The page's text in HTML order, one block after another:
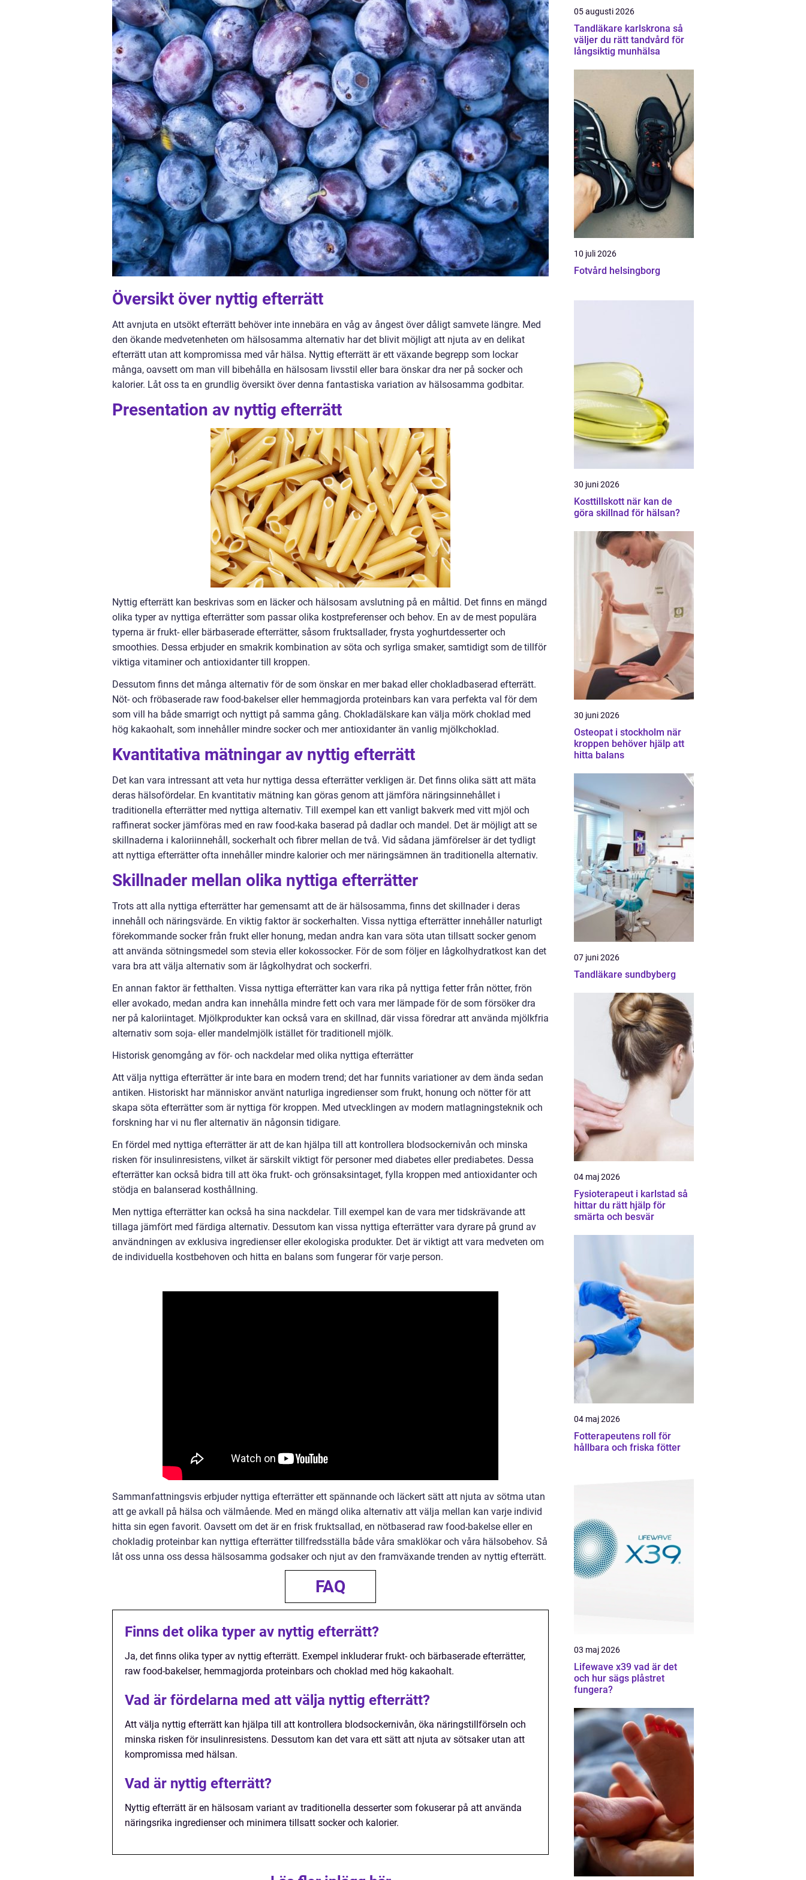
Översikt över nyttig efterrätt
Att avnjuta en utsökt efterrätt behöver inte innebära en våg av ångest över dåligt samvete längre. Med
den ökande medvetenheten om hälsosamma alternativ har det blivit möjligt att njuta av en delikat
efterrätt utan att kompromissa med vår hälsa. Nyttig efterrätt är ett växande begrepp som lockar
många, oavsett om man vill bibehålla en hälsosam livsstil eller bara önskar dra ner på socker och
kalorier. Låt oss ta en grundlig översikt över denna fantastiska variation av hälsosamma godbitar.
Presentation av nyttig efterrätt
Nyttig efterrätt kan beskrivas som en läcker och hälsosam avslutning på en måltid. Det finns en mängd
olika typer av nyttiga efterrätter som passar olika kostpreferenser och behov. En av de mest populära
typerna är frukt- eller bärbaserade efterrätter, såsom fruktsallader, frysta yoghurtdesserter och
smoothies. Dessa erbjuder en smakrik kombination av söta och syrliga smaker, samtidigt som de tillför
viktiga vitaminer och antioxidanter till kroppen.
Dessutom finns det många alternativ för de som önskar en mer bakad eller chokladbaserad efterrätt.
Nöt- och fröbaserade raw food-bakelser eller hemmagjorda proteinbars kan vara perfekta val för dem
som vill ha både smarrigt och nyttigt på samma gång. Chokladälskare kan välja mörk choklad med
hög kakaohalt, som innehåller mindre socker och mer antioxidanter än vanlig mjölkchoklad.
Kvantitativa mätningar av nyttig efterrätt
Det kan vara intressant att veta hur nyttiga dessa efterrätter verkligen är. Det finns olika sätt att mäta
deras hälsofördelar. En kvantitativ mätning kan göras genom att jämföra näringsinnehållet i
traditionella efterrätter med nyttiga alternativ. Till exempel kan ett vanligt bakverk med vitt mjöl och
raffinerat socker jämföras med en raw food-kaka baserad på dadlar och mandel. Det är möjligt att se
skillnaderna i kaloriinnehåll, sockerhalt och fibrer mellan de två. Vid sådana jämförelser är det tydligt
att nyttiga efterrätter ofta innehåller mindre kalorier och mer näringsämnen än traditionella alternativ.
Skillnader mellan olika nyttiga efterrätter
Trots att alla nyttiga efterrätter har gemensamt att de är hälsosamma, finns det skillnader i deras
innehåll och näringsvärde. En viktig faktor är sockerhalten. Vissa nyttiga efterrätter innehåller naturligt
förekommande socker från frukt eller honung, medan andra kan vara söta utan tillsatt socker genom
att använda sötningsmedel som stevia eller kokossocker. För de som följer en lågkolhydratkost kan det
vara bra att välja alternativ som är lågkolhydrat och sockerfri.
En annan faktor är fetthalten. Vissa nyttiga efterrätter kan vara rika på nyttiga fetter från nötter, frön
eller avokado, medan andra kan innehålla mindre fett och vara mer lämpade för de som försöker dra
ner på kaloriintaget. Mjölkprodukter kan också vara en skillnad, där vissa föredrar att använda mjölkfria
alternativ som soja- eller mandelmjölk istället för traditionell mjölk.
Historisk genomgång av för- och nackdelar med olika nyttiga efterrätter
Att välja nyttiga efterrätter är inte bara en modern trend; det har funnits variationer av dem ända sedan
antiken. Historiskt har människor använt naturliga ingredienser som frukt, honung och nötter för att
skapa söta efterrätter som är nyttiga för kroppen. Med utvecklingen av modern matlagningsteknik och
forskning har vi nu fler alternativ än någonsin tidigare.
En fördel med nyttiga efterrätter är att de kan hjälpa till att kontrollera blodsockernivån och minska
risken för insulinresistens, vilket är särskilt viktigt för personer med diabetes eller prediabetes. Dessa
efterrätter kan också bidra till att öka frukt- och grönsaksintaget, fylla kroppen med antioxidanter och
stödja en balanserad kosthållning.
Men nyttiga efterrätter kan också ha sina nackdelar. Till exempel kan de vara mer tidskrävande att
tillaga jämfört med färdiga alternativ. Dessutom kan vissa nyttiga efterrätter vara dyrare på grund av
användningen av exklusiva ingredienser eller ekologiska produkter. Det är viktigt att vara medveten om
de individuella kostbehoven och hitta en balans som fungerar för varje person.
Sammanfattningsvis erbjuder nyttiga efterrätter ett spännande och läckert sätt att njuta av sötma utan
att ge avkall på hälsa och välmående. Med en mängd olika alternativ att välja mellan kan varje individ
hitta sin egen favorit. Oavsett om det är en frisk fruktsallad, en nötbaserad raw food-bakelse eller en
chokladig proteinbar kan nyttiga efterrätter tillfredsställa både våra smaklökar och våra hälsobehov. Så
låt oss unna oss dessa hälsosamma godsaker och njut av den framväxande trenden av nyttig efterrätt.
FAQ
Finns det olika typer av nyttig efterrätt?
Ja, det finns olika typer av nyttig efterrätt. Exempel inkluderar frukt- och bärbaserade efterrätter,
raw food-bakelser, hemmagjorda proteinbars och choklad med hög kakaohalt.
Vad är fördelarna med att välja nyttig efterrätt?
Att välja nyttig efterrätt kan hjälpa till att kontrollera blodsockernivån, öka näringstillförseln och
minska risken för insulinresistens. Dessutom kan det vara ett sätt att njuta av sötsaker utan att
kompromissa med hälsan.
Vad är nyttig efterrätt?
Nyttig efterrätt är en hälsosam variant av traditionella desserter som fokuserar på att använda
näringsrika ingredienser och minimera tillsatt socker och kalorier.
05 augusti 2026
Tandläkare karlskrona så
väljer du rätt tandvård för
långsiktig munhälsa
10 juli 2026
Fotvård helsingborg
30 juni 2026
Kosttillskott när kan de
göra skillnad för hälsan?
30 juni 2026
Osteopat i stockholm när
kroppen behöver hjälp att
hitta balans
07 juni 2026
Tandläkare sundbyberg
04 maj 2026
Fysioterapeut i karlstad så
hittar du rätt hjälp för
smärta och besvär
04 maj 2026
Fotterapeutens roll för
hållbara och friska fötter
03 maj 2026
Lifewave x39 vad är det
och hur sägs plåstret
fungera?